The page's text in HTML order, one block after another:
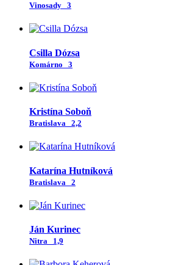
Vinosady 3
Csilla Dózsa
Komárno 3
Kristína Soboň
Bratislava 2,2
Katarína Hutníková
Bratislava 2
Ján Kurinec
Nitra 1,9